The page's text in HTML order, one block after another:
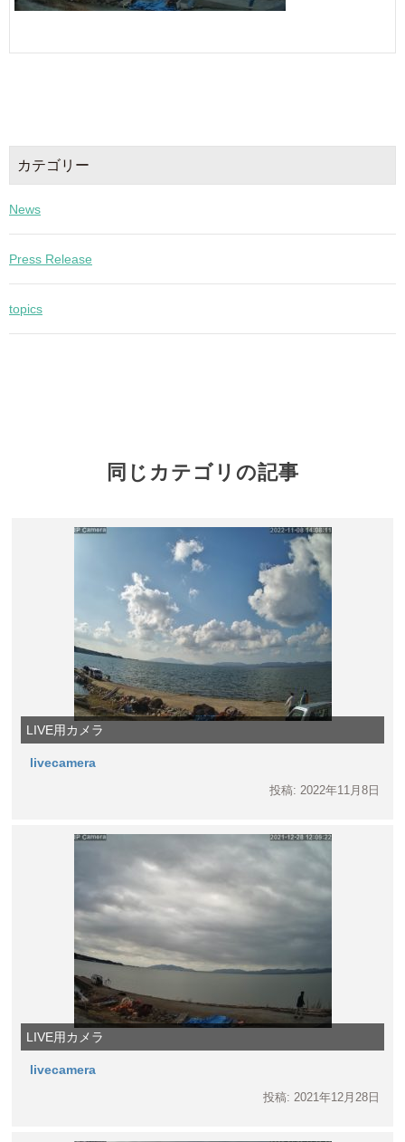
カテゴリー
News
Press Release
topics
同じカテゴリの記事
LIVE用カメラ
livecamera
投稿: 2022年11月8日
LIVE用カメラ
livecamera
投稿: 2021年12月28日